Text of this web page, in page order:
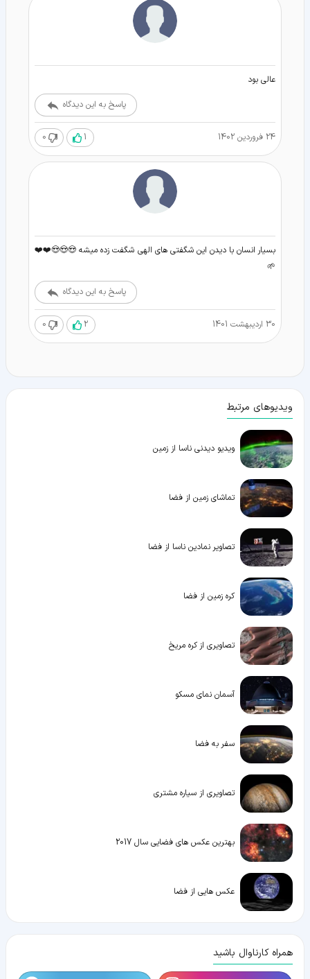
عالی بود
پاسخ به این دیدگاه
24 فروردین 1402 1
0
بسیار انسان با دیدن این شگفتی های الهی شگفت زده میشه 😍😍😍❤️❤️
🌱
پاسخ به این دیدگاه
30 اردیبهشت 1401 2
0
ویدیوهای مرتبط
ویدیو دیدنی ناسا از زمین
تماشای زمین از فضا
تصاویر نمادین ناسا از فضا
کره زمین از فضا
تصاویری از کره مریخ
آسمان نمای مسکو
سفر به فضا
تصاویری از سیاره مشتری
بهترین عکس های فضایی سال 2017
عکس هایی از فضا
همراه کارناوال باشید